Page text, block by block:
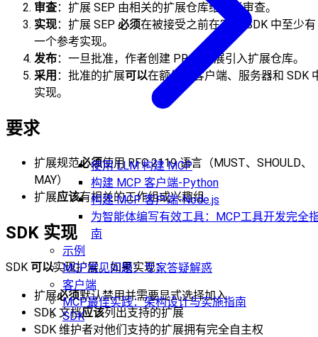
使用 LLM 构建 MCP
构建 MCP 客户端-Python
构建 MCP 客户端-Node.js
为智能体编写有效工具：MCP工具开发完全
南
示例
MCP常见问题：专家答疑解惑
客户端
MCP最佳实践：架构设计与实施指南
SDK
审查：扩展 SEP 由相关的扩展仓库维护者审查。
实现：扩展 SEP 必须在被接受之前在官方 SDK 中至少有
一个参考实现。
发布：一旦批准，作者创建 PR 将扩展引入扩展仓库。
采用 ：批准的扩展可以在额外的客户端、服务器和 SDK
实现。
要求
扩展规范必须使用 RFC 2119 语言（MUST、SHOULD、
MAY）
扩展应该有相关的工作组或兴趣组
SDK 实现
SDK 可以实现扩展。如果实现：
扩展必须默认禁用并需要显式选择加入
SDK 文档应该列出支持的扩展
SDK 维护者对他们支持的扩展拥有完全自主权